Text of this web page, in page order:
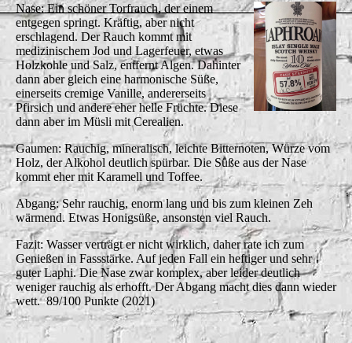
Nase: Ein schöner Torfrauch, der einem
entgegen springt. Kräftig, aber nicht
erschlagend. Der Rauch kommt mit
medizinischem Jod und Lagerfeuer, etwas
Holzkohle und Salz, entfernt Algen. Dahinter
dann aber gleich eine harmonische Süße,
einerseits cremige Vanille, andererseits
Pfirsich und andere eher helle Früchte. Diese
dann aber im Müsli mit Cerealien.
Gaumen: Rauchig, mineralisch, leichte Bitternoten, Würze vom
Holz, der Alkohol deutlich spürbar. Die Süße aus der Nase
kommt eher mit Karamell und Toffee.
Abgang: Sehr rauchig, enorm lang und bis zum kleinen Zeh
wärmend. Etwas Honigsüße, ansonsten viel Rauch.
Fazit: Wasser verträgt er nicht wirklich, daher rate ich zum
Genießen in Fassstärke. Auf jeden Fall ein heftiger und sehr
guter Laphi. Die Nase zwar komplex, aber leider deutlich
weniger rauchig als erhofft. Der Abgang macht dies dann wieder
wett. 89/100 Punkte (2021)